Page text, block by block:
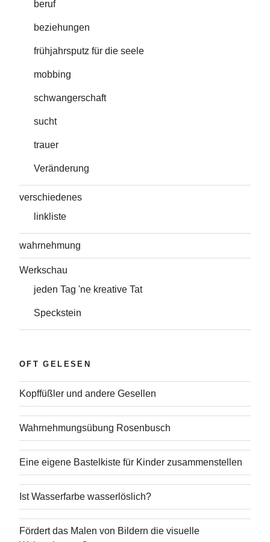
beruf
beziehungen
frühjahrsputz für die seele
mobbing
schwangerschaft
sucht
trauer
Veränderung
verschiedenes
linkliste
wahrnehmung
Werkschau
jeden Tag 'ne kreative Tat
Speckstein
OFT GELESEN
Kopffüßler und andere Gesellen
Wahrnehmungsübung Rosenbusch
Eine eigene Bastelkiste für Kinder zusammenstellen
Ist Wasserfarbe wasserlöslich?
Fördert das Malen von Bildern die visuelle